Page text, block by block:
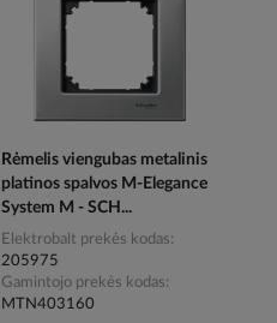
Rėmelis viengubas metalinis
platinos spalvos M-Elegance
System M - SCH...
Elektrobalt prekės kodas
205975
Gamintojo prekės kodas
MTN403160